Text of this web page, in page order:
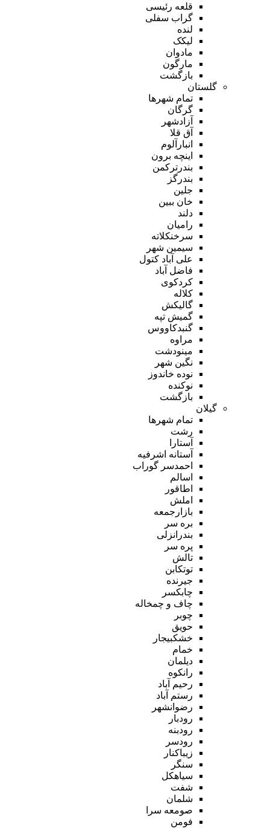
قلعه رئیسی
گراب سفلی
لنده
لیکک
مادوان
مارگون
بازگشت
گلستان
تمام شهر‌ها
گرگان
آزادشهر
آق قلا
انبارآلوم
اینچه برون
بندرترکمن
بندرگز
جلین
خان ببین
دلند
رامیان
سرخنکلاته
سیمین شهر
علی آباد کتول
فاضل آباد
کردکوی
کلاله
گالیکش
گمیش تپه
گنبدکاووس
مراوه
مینودشت
نگین شهر
نوده خاندوز
نوکنده
بازگشت
گیلان
تمام شهر‌ها
رشت
آستارا
آستانه اشرفیه
احمدسر گوراب
اسالم
اطاقور
املش
بازارجمعه
بره سر
بندرانزلی
پره سر
تالش
توتکابن
جیرنده
چابکسر
چاف و چمخاله
چوبر
حویق
خشکبیجار
خمام
دیلمان
رانکوه
رحیم آباد
رستم آباد
رضوانشهر
رودبار
رودبنه
رودسر
زیباکنار
سنگر
سیاهکل
شفت
شلمان
صومعه سرا
فومن